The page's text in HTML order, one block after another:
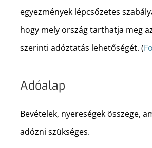
egyezmények lépcsőzetes
hogy mely ország tarthatja meg
szerinti adóztatás lehetőségét. (
Adóalap
Bevételek, nyereségek összege,
adózni szükséges.